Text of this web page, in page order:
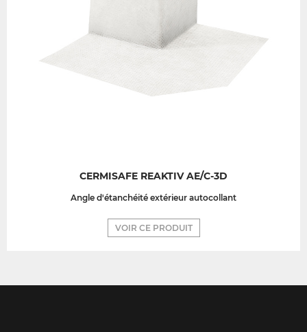
CERMISAFE REAKTIV AE/C-3D
Angle d'étanchéité extérieur autocollant
VOIR CE PRODUIT